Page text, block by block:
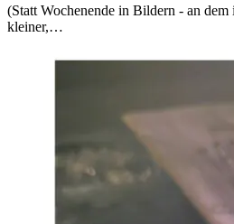
(Statt Wochenende in Bildern - an
kleiner,…